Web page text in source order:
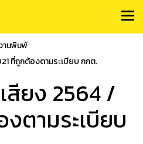
านพิมพ์
ที่ถูกต้องตามระเบียบ กกต.
สียง 2564 /
ตามระเบียบ